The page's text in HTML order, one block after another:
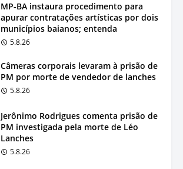
MP-BA instaura procedimento para
apurar contratações artísticas por dois
municípios baianos; entenda
5.8.26
Câmeras corporais levaram à prisão de
PM por morte de vendedor de lanches
5.8.26
Jerônimo Rodrigues comenta prisão de
PM investigada pela morte de Léo
Lanches
5.8.26